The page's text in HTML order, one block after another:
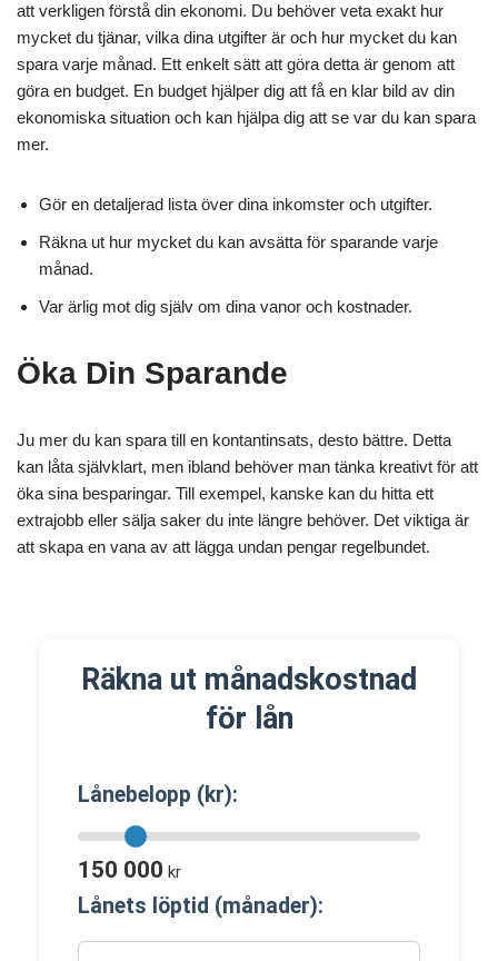
att verkligen förstå din ekonomi. Du behöver veta exakt hur
mycket du tjänar, vilka dina utgifter är och hur mycket du kan
spara varje månad. Ett enkelt sätt att göra detta är genom att
göra en budget. En budget hjälper dig att få en klar bild av din
ekonomiska situation och kan hjälpa dig att se var du kan spara
mer.
Gör en detaljerad lista över dina inkomster och utgifter.
Räkna ut hur mycket du kan avsätta för sparande varje
månad.
Var ärlig mot dig själv om dina vanor och kostnader.
Öka Din Sparande
Ju mer du kan spara till en kontantinsats, desto bättre. Detta
kan låta självklart, men ibland behöver man tänka kreativt för att
öka sina besparingar. Till exempel, kanske kan du hitta ett
extrajobb eller sälja saker du inte längre behöver. Det viktiga är
att skapa en vana av att lägga undan pengar regelbundet.
Räkna ut månadskostnad
för lån
Lånebelopp (kr):
150 000 kr
Lånets löptid (månader):